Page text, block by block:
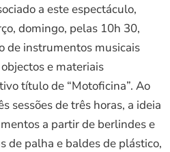
a este espectáculo,
domingo, pelas 10h 30,
de instrumentos musicais
e materiais
título de “Motoficina”. Ao
sessões de três horas, a ideia
a partir de berlindes e
de palha e baldes de plástico,